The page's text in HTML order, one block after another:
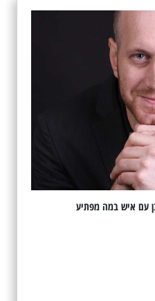
עם איש במה מפתיע